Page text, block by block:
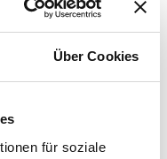
Über Cookies
für soziale
für ein
können Sie
und